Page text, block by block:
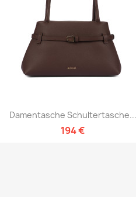
Vorschau
Damentasche Schultertasche...
194 €